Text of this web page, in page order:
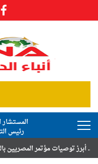
رئيس
مؤتمر المصريين بالخارج